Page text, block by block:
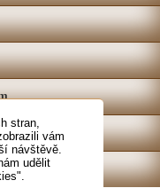
stran,
vám
návštěvě.
udělit